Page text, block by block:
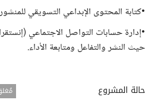
•كتابة المحتوى الإبداعي التسويقي
•إدارة حسابات التواصل الاجتماعي
حيث النشر والتفاعل ومتابعة الأداء.
حالة المشروع